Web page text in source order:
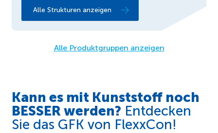
Alle Strukturen anzeigen
Alle Produktgruppen anzeigen
Kann es mit Kunststoff noch
BESSER werden? Entdecken
Sie das GFK von FlexxCon!